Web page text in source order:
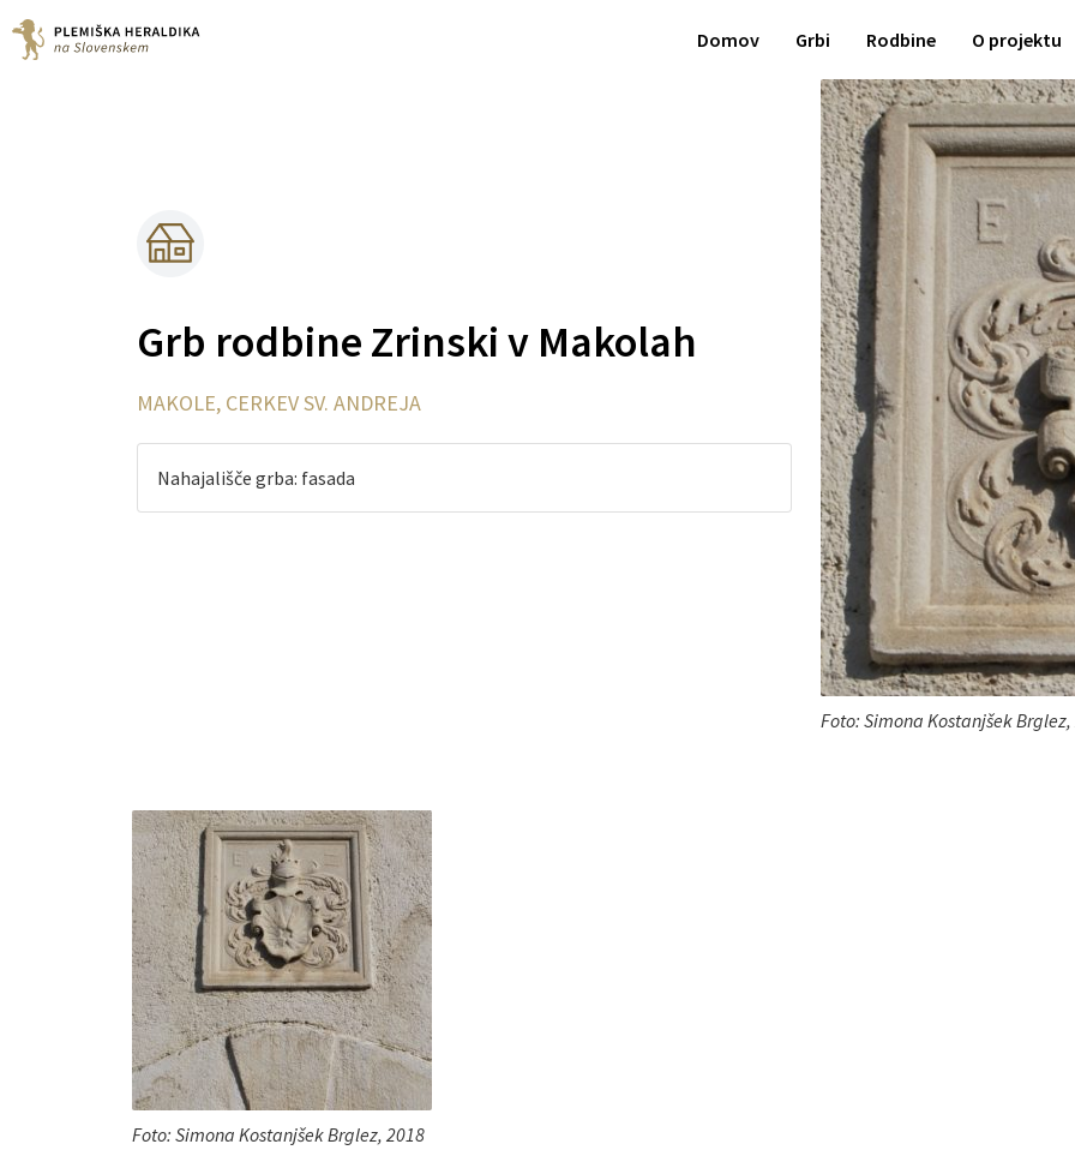
Domov Grbi Rodbine O projektu
Grb rodbine Zrinski v Makolah
MAKOLE, CERKEV SV. ANDREJA
Nahajališče grba: fasada
Foto: Simona Kostanjšek
Foto: Simona Kostanjšek Brglez, 2018